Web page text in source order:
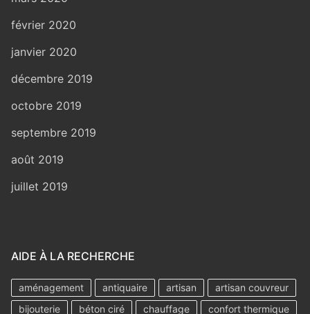
février 2020
janvier 2020
décembre 2019
octobre 2019
septembre 2019
août 2019
juillet 2019
AIDE À LA RECHERCHE
aménagement antiquaire artisan
artisan couvreur
bijouterie
béton ciré chauffage
confort thermique